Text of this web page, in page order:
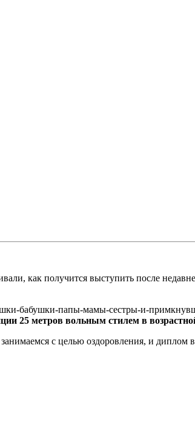
как получится выступить после
бабушки-папы-мамы-сестры-и-
25 метров вольным стилем в
с целью оздоровления, и диплом